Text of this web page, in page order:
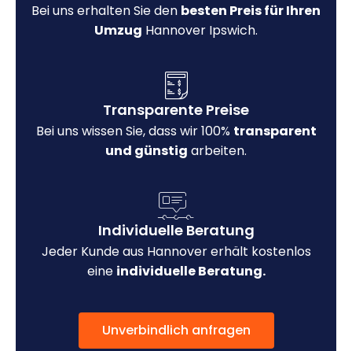
Bei uns erhalten Sie den besten Preis für Ihren
Umzug Hannover Ipswich.
Transparente Preise
Bei uns wissen Sie, dass wir 100% transparent
und günstig arbeiten.
Individuelle Beratung
Jeder Kunde aus Hannover erhält kostenlos
eine individuelle Beratung.
Unverbindlich anfragen